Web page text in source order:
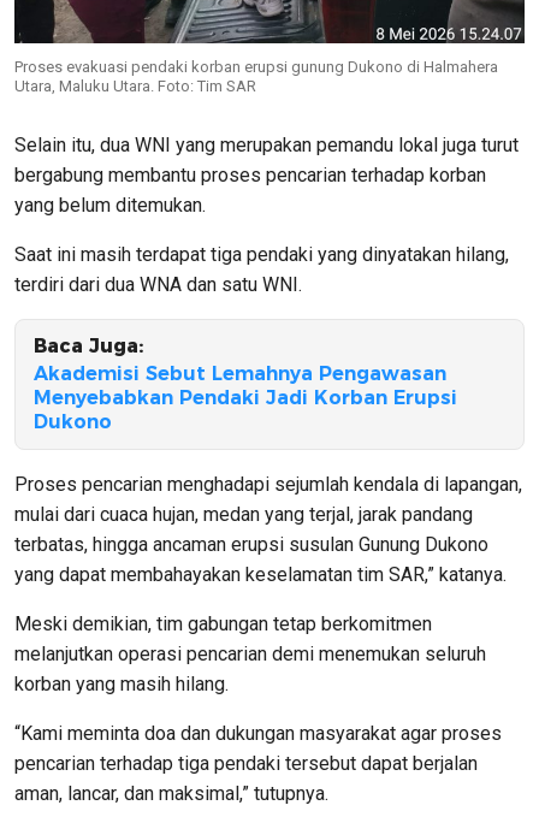
Proses evakuasi pendaki korban erupsi gunung Dukono di Halmahera
Utara, Maluku Utara. Foto: Tim SAR
Selain itu, dua WNI yang merupakan pemandu lokal juga turut
bergabung membantu proses pencarian terhadap korban
yang belum ditemukan.
Saat ini masih terdapat tiga pendaki yang dinyatakan hilang,
terdiri dari dua WNA dan satu WNI.
Baca Juga:
Akademisi Sebut Lemahnya Pengawasan
Menyebabkan Pendaki Jadi Korban Erupsi
Dukono
Proses pencarian menghadapi sejumlah kendala di lapangan,
mulai dari cuaca hujan, medan yang terjal, jarak pandang
terbatas, hingga ancaman erupsi susulan Gunung Dukono
yang dapat membahayakan keselamatan tim SAR,” katanya.
Meski demikian, tim gabungan tetap berkomitmen
melanjutkan operasi pencarian demi menemukan seluruh
korban yang masih hilang.
“Kami meminta doa dan dukungan masyarakat agar proses
pencarian terhadap tiga pendaki tersebut dapat berjalan
aman, lancar, dan maksimal,” tutupnya.